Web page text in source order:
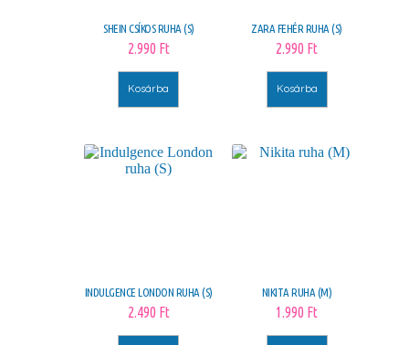
SHEIN CSÍKOS RUHA (S)
2.990 Ft
Kosárba
ZARA FEHÉR RUHA (S)
2.990 Ft
Kosárba
INDULGENCE LONDON RUHA (S)
2.490 Ft
NIKITA RUHA (M)
1.990 Ft